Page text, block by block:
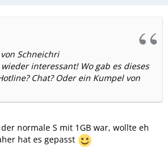
Schneichri
interessant! Wo gab es dieses
Chat? Oder ein Kumpel von
normale S mit 1GB war, wollte eh
hat es gepasst